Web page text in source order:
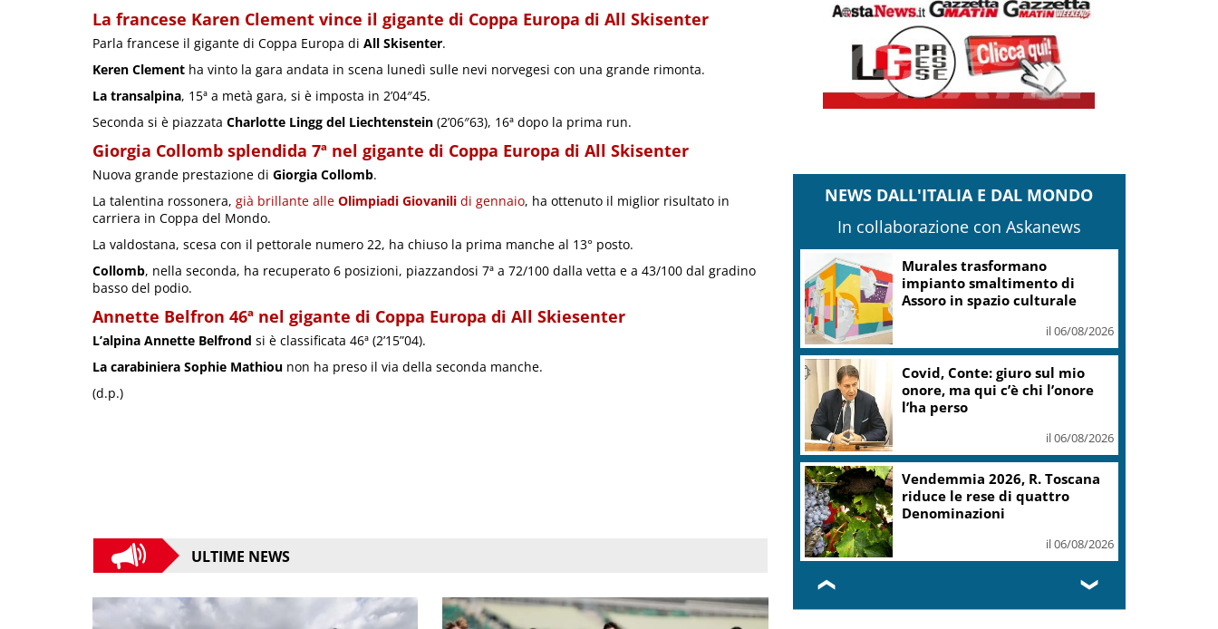
La francese Karen Clement vince il gigante di Coppa Europa di All Skisenter
Parla francese il gigante di Coppa Europa di All Skisenter.
Keren Clement ha vinto la gara andata in scena lunedì sulle nevi norvegesi con una grande rimonta.
La transalpina, 15ª a metà gara, si è imposta in 2’04″45.
Seconda si è piazzata Charlotte Lingg del Liechtenstein (2’06″63), 16ª dopo la prima run.
Giorgia Collomb splendida 7ª nel gigante di Coppa Europa di All Skisenter
Nuova grande prestazione di Giorgia Collomb.
La talentina rossonera, già brillante alle Olimpiadi Giovanili di gennaio, ha ottenuto il miglior risultato in
carriera in Coppa del Mondo.
La valdostana, scesa con il pettorale numero 22, ha chiuso la prima manche al 13° posto.
Collomb, nella seconda, ha recuperato 6 posizioni, piazzandosi 7ª a 72/100 dalla vetta e a 43/100 dal gradino
basso del podio.
Annette Belfron 46ª nel gigante di Coppa Europa di All Skiesenter
L’alpina Annette Belfrond si è classificata 46ª (2’15”04).
La carabiniera Sophie Mathiou non ha preso il via della seconda manche.
(d.p.)
ULTIME NEWS
NEWS DALL'ITALIA E DAL MONDO
In collaborazione con Askanews
Murales trasformano
impianto smaltimento di
Assoro in spazio culturale
il 06/08/2026
Covid, Conte: giuro sul mio
onore, ma qui c’è chi l’onore
l’ha perso
il 06/08/2026
Vendemmia 2026, R. Toscana
riduce le rese di quattro
Denominazioni
il 06/08/2026
❮ ❯